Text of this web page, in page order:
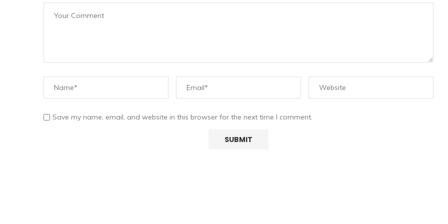
Save my name, email, and website in this browser for the next time I comment.